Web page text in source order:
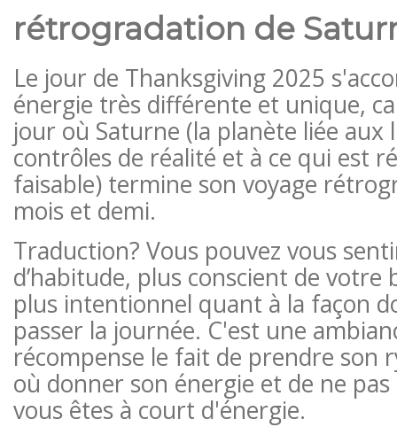
rétrogradation de
Le jour de Thanksgiving 2025
énergie très différente et unique,
jour où Saturne (la planète liée aux
contrôles de réalité et à ce qui est
faisable) termine son voyage
mois et demi.
Traduction? Vous pouvez vous
d’habitude, plus conscient de votre
plus intentionnel quant à la façon
passer la journée. C'est une
récompense le fait de prendre son
où donner son énergie et de ne
vous êtes à court d'énergie.